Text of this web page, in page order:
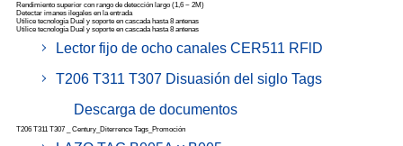
Rendimiento superior con rango de detección largo (1,6 ~ 2M)
Detectar imanes ilegales en la entrada
Utilice tecnología Dual y soporte en cascada hasta 8 antenas
Utilice tecnología Dual y soporte en cascada hasta 8 antenas
Lector fijo de ocho canales CER511 RFlD
T206 T311 T307 Disuasión del siglo Tags
Descarga de documentos
T206 T311 T307 _ Century_Diterrence Tags_Promoción